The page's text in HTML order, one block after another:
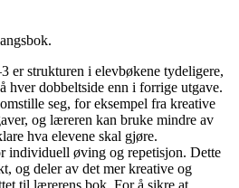
er strukturen i elevbøkene tydeligere,
hver dobbeltside enn i forrige utgave.
seg, for eksempel fra kreative
og læreren kan bruke mindre av
hva elevene skal gjøre.
individuell øving og repetisjon. Dette
og deler av det mer kreative og